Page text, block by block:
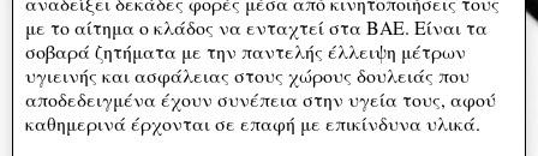
με το αίτημα ο κλάδος να ενταχτεί στα ΒΑΕ. Είναι τα
σοβαρά ζητήματα με την παντελής έλλειψη μέτρων
υγιεινής και ασφάλειας στους χώρους δουλειάς που
αποδεδειγμένα έχουν συνέπεια στην υγεία τους, αφού
καθημερινά έρχονται σε επαφή με επικίνδυνα υλικά.